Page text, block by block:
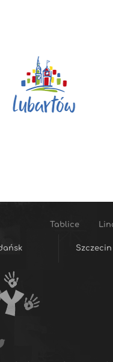
Tablice
Szczecin